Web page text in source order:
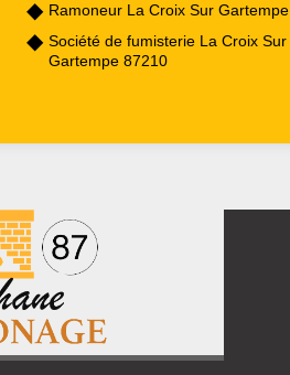
Ramoneur La Croix Sur Gartempe
Société de fumisterie La Croix Sur
Gartempe 87210